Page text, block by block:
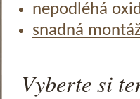
nepodléhá
snadná
Vyberte si